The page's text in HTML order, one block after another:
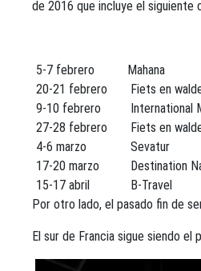
de 2016 que incluye el siguiente
5-7 febrero Mahana
20-21 febrero
Fiets en
9-10 febrero
International
27-28 febrero
Fiets en
4-6 marzo
Sevatur
17-20 marzo
Destination
15-17 abril
B-Travel
Por otro lado, el pasado fin de
El sur de Francia sigue siendo